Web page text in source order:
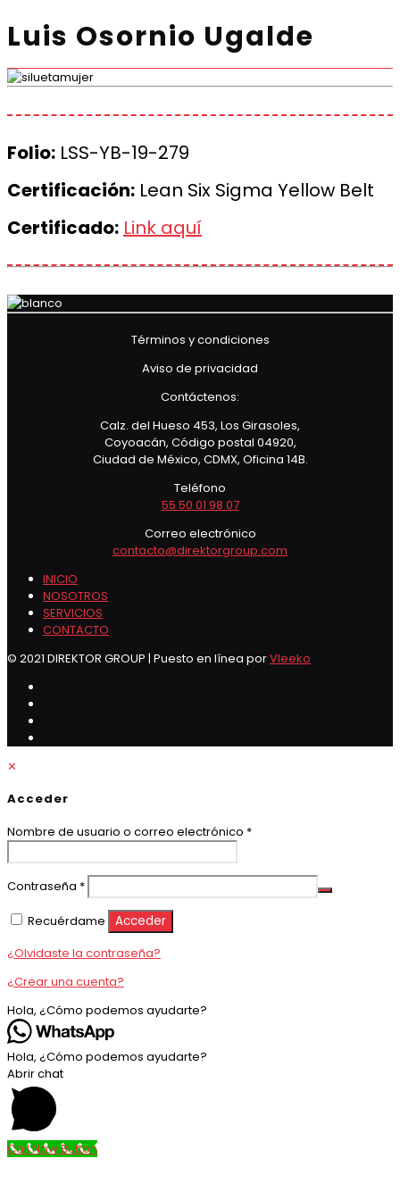
Luis Osornio Ugalde
Folio: LSS-YB-19-279
Certificación: Lean Six Sigma Yellow Belt
Certificado: Link aquí
Términos y condiciones
Aviso de privacidad
Contáctenos:
Calz. del Hueso 453, Los Girasoles,
Coyoacán, Código postal 04920,
Ciudad de México, CDMX, Oficina 14B.
Teléfono
55 50 01 98 07
Correo electrónico
contacto@direktorgroup.com
INICIO
NOSOTROS
SERVICIOS
CONTACTO
© 2021 DIREKTOR GROUP | Puesto en línea porVleeko
✕
Acceder
Nombre de usuario o correo electrónico *Obligatorio
Contraseña *Obligatorio
Recuérdame
Acceder
¿Olvidaste la contraseña?
¿Crear una cuenta?
Hola, ¿Cómo podemos ayudarte?
Hola, ¿Cómo podemos ayudarte?
Abrir chat
Call Now Button